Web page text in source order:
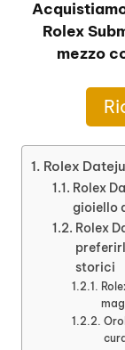
Rolex
mezzo
Rolex
Rolex
gioiello
Rolex
storici